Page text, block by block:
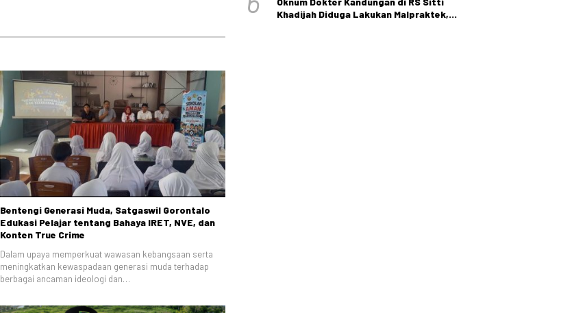
Bentengi Generasi Muda, Satgaswil Gorontalo
Edukasi Pelajar tentang Bahaya IRET, NVE, dan
Konten True Crime
Dalam upaya memperkuat wawasan kebangsaan serta
meningkatkan kewaspadaan generasi muda terhadap
berbagai ancaman ideologi dan…
Khadijah Diduga Lakukan Malpraktek,